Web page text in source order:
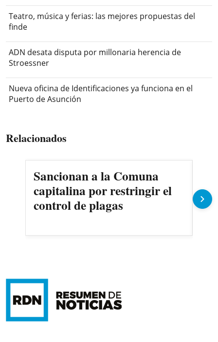
Teatro, música y ferias: las mejores propuestas del
finde
ADN desata disputa por millonaria herencia de
Stroessner
Nueva oficina de Identificaciones ya funciona en el
Puerto de Asunción
Relacionados
Sancionan a la Comuna
capitalina por restringir el
control de plagas